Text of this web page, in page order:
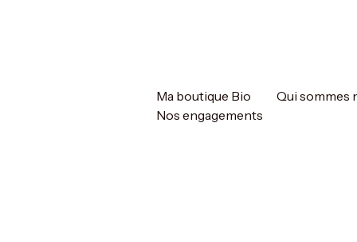
Ma boutique Bio Qui sommes
Nos engagements